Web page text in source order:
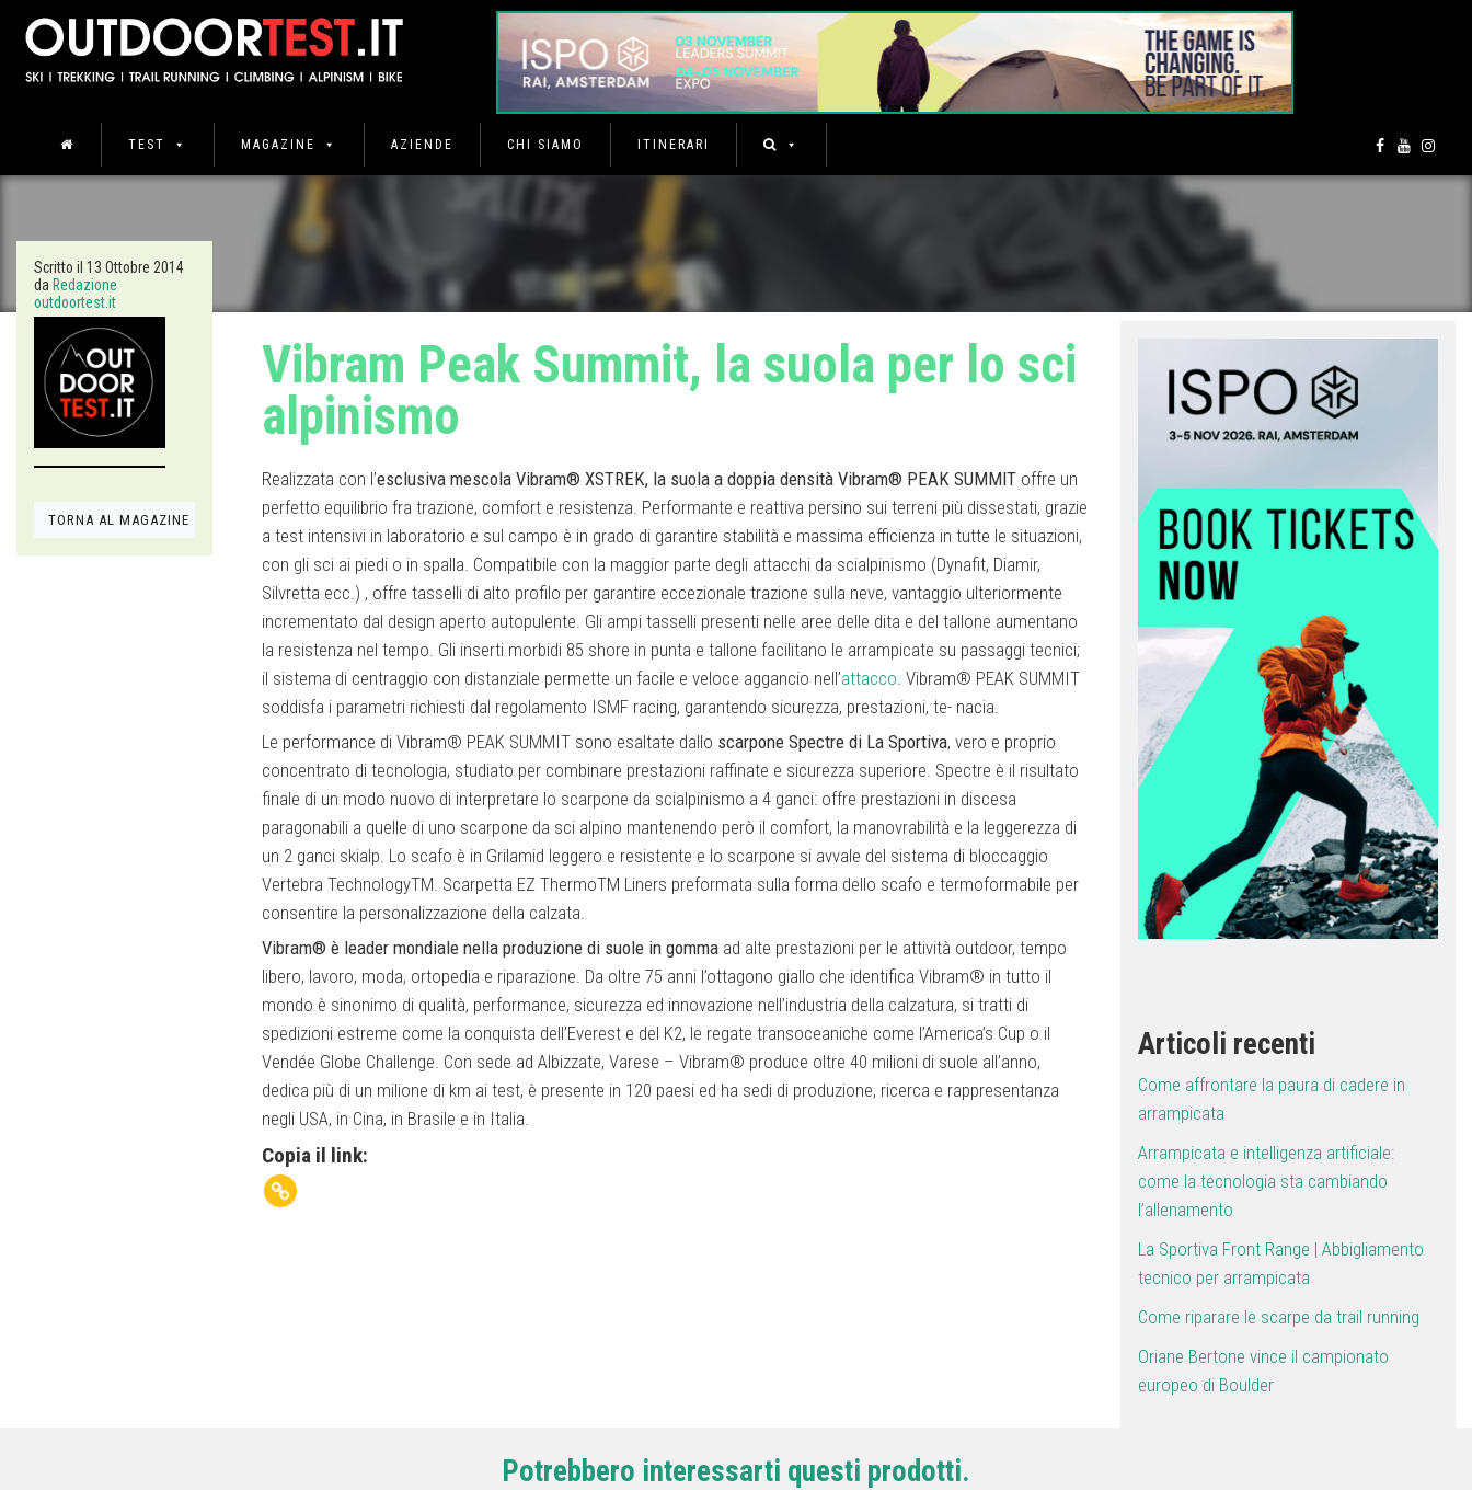
TEST MAGAZINE AZIENDE CHI SIAMO ITINERARI
Scritto il 13 Ottobre 2014
da Redazione
outdoortest.it
TORNA AL MAGAZINE
Vibram Peak Summit, la suola per lo sci
alpinismo
Realizzata con l’esclusiva mescola Vibram® XSTREK, la suola a doppia densità Vibram® PEAK SUMMIT offre un
perfetto equilibrio fra trazione, comfort e resistenza. Performante e reattiva persino sui terreni più dissestati, grazie
a test intensivi in laboratorio e sul campo è in grado di garantire stabilità e massima efficienza in tutte le situazioni,
con gli sci ai piedi o in spalla. Compatibile con la maggior parte degli attacchi da scialpinismo (Dynafit, Diamir,
Silvretta ecc.) , offre tasselli di alto profilo per garantire eccezionale trazione sulla neve, vantaggio ulteriormente
incrementato dal design aperto autopulente. Gli ampi tasselli presenti nelle aree delle dita e del tallone aumentano
la resistenza nel tempo. Gli inserti morbidi 85 shore in punta e tallone facilitano le arrampicate su passaggi tecnici;
il sistema di centraggio con distanziale permette un facile e veloce aggancio nell’attacco . Vibram® PEAK SUMMIT
soddisfa i parametri richiesti dal regolamento ISMF racing, garantendo sicurezza, prestazioni, te- nacia.
Le performance di Vibram® PEAK SUMMIT sono esaltate dallo scarpone Spectre di La Sportiva, vero e proprio
concentrato di tecnologia, studiato per combinare prestazioni raffinate e sicurezza superiore. Spectre è il risultato
finale di un modo nuovo di interpretare lo scarpone da scialpinismo a 4 ganci: offre prestazioni in discesa
paragonabili a quelle di uno scarpone da sci alpino mantenendo però il comfort, la manovrabilità e la leggerezza di
un 2 ganci skialp. Lo scafo è in Grilamid leggero e resistente e lo scarpone si avvale del sistema di bloccaggio
Vertebra TechnologyTM. Scarpetta EZ ThermoTM Liners preformata sulla forma dello scafo e termoformabile per
consentire la personalizzazione della calzata.
Vibram® è leader mondiale nella produzione di suole in gomma ad alte prestazioni per le attività outdoor, tempo
libero, lavoro, moda, ortopedia e riparazione. Da oltre 75 anni l’ottagono giallo che identifica Vibram® in tutto il
mondo è sinonimo di qualità, performance, sicurezza ed innovazione nell’industria della calzatura, si tratti di
spedizioni estreme come la conquista dell’Everest e del K2, le regate transoceaniche come l’America’s Cup o il
Vendée Globe Challenge. Con sede ad Albizzate, Varese – Vibram® produce oltre 40 milioni di suole all’anno,
dedica più di un milione di km ai test, è presente in 120 paesi ed ha sedi di produzione, ricerca e rappresentanza
negli USA, in Cina, in Brasile e in Italia.
Copia il link:
Articoli recenti
Come affrontare la paura di cadere in
arrampicata
Arrampicata e intelligenza artificiale:
come la tecnologia sta cambiando
l’allenamento
La Sportiva Front Range | Abbigliamento
tecnico per arrampicata
Come riparare le scarpe da trail running
Oriane Bertone vince il campionato
europeo di Boulder
Potrebbero interessarti questi prodotti.